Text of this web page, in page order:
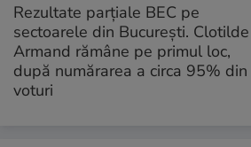
Rezultate parţiale BEC pe
sectoarele din Bucureşti. Clotilde
Armand rămâne pe primul loc,
după numărarea a circa 95% din
voturi